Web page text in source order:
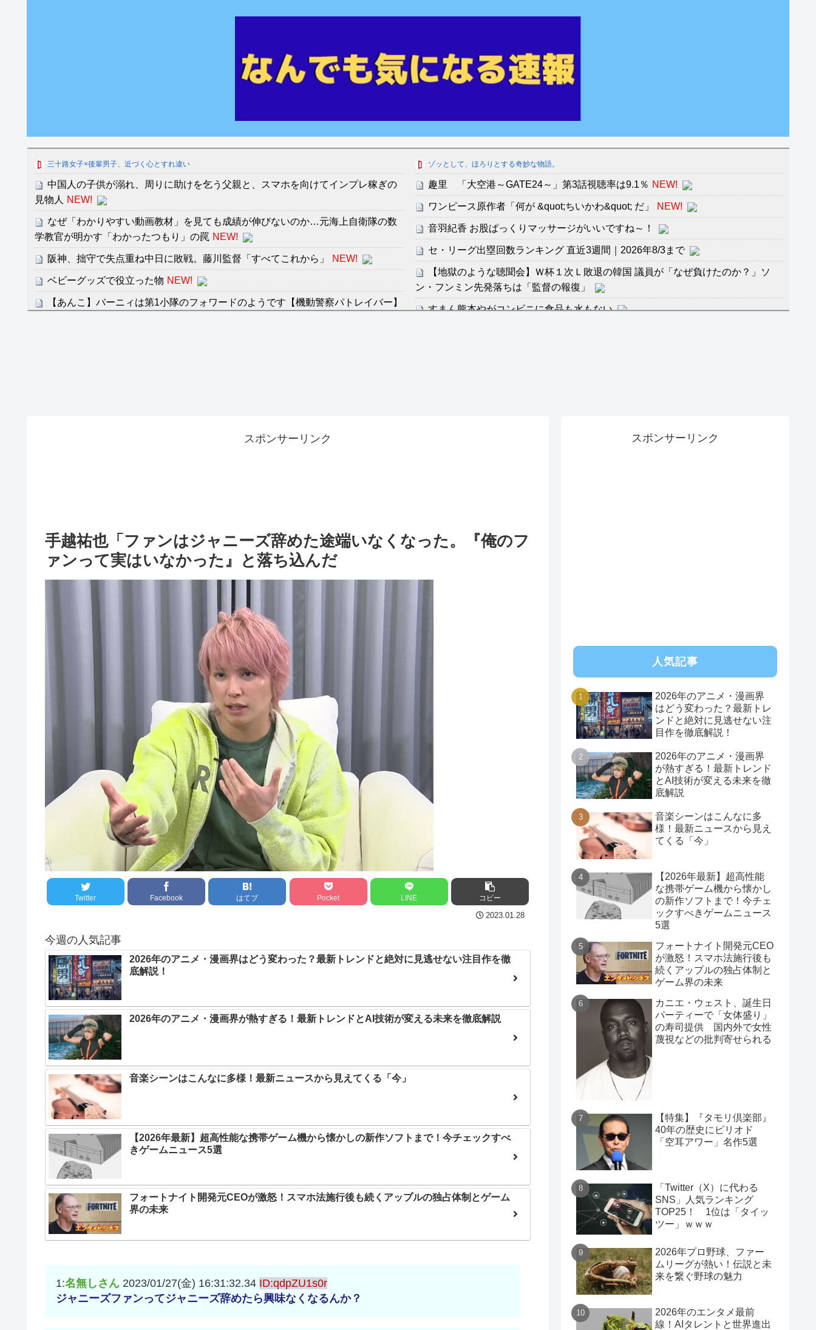
三十路女子×後輩男子、近づく心とすれ違い
中国人の子供が溺れ、周りに助けを乞う父親と、スマホを向けてインプレ稼ぎの
見物人
NEW!
なぜ「わかりやすい動画教材」を見ても成績が伸びないのか…元海上自衛隊の数
学教官が明かす「わかったつもり」の罠 NEW!
阪神、拙守で失点重ね中日に敗戦。藤川監督「すべてこれから」 NEW!
ベビーグッズで役立った物 NEW!
【あんこ】バーニィは第1小隊のフォワードのようです【機動警察パトレイバー】
七ツ森りり ご令嬢と召使いの禁断の恋…1日だけ許された夫婦としての時間をひ
ゾッとして、ほろりとする奇妙な物語。
趣里 「大空港～GATE24～」第3話視聴率は9.1％ NEW!
ワンピース原作者「何が &quot;ちいかわ&quot; だ」 NEW!
音羽紀香 お股ぱっくりマッサージがいいですね～！
セ・リーグ出塁回数ランキング 直近3週間｜2026年8/3まで
【地獄のような聴聞会】Ｗ杯１次Ｌ敗退の韓国 議員が「なぜ負けたのか？」ソ
ン・フンミン先発落ちは「監督の報復」
すまん熊本やがコンビニに食品も水もない
36歳の彼女と結婚したいのに、家族が猛反対。家族から信じられない言葉が飛び
スポンサーリンク
手越祐也「ファンはジャニーズ辞めた途端いなくなった。『俺のフ
ァンって実はいなかった』と落ち込んだ
Twitter Facebook はてブ Pocket LINE コピー
2023.01.28
今週の人気記事
2026年のアニメ・漫画界はどう変わった？最新トレンドと絶対に見逃せない注目作を徹
底解説！
2026年のアニメ・漫画界が熱すぎる！最新トレンドとAI技術が変える未来を徹底解説
音楽シーンはこんなに多様！最新ニュースから見えてくる「今」
【2026年最新】超高性能な携帯ゲーム機から懐かしの新作ソフトまで！今チェックすべ
きゲームニュース5選
フォートナイト開発元CEOが激怒！スマホ法施行後も続くアップルの独占体制とゲーム
界の未来
1:名無しさん 2023/01/27(金) 16:31:32.34 ID:qdpZU1s0r
ジャニーズファンってジャニーズ辞めたら興味なくなるんか？
スポンサーリンク
人気記事
2026年のアニメ・漫画界
はどう変わった？最新トレ
ンドと絶対に見逃せない注
目作を徹底解説！
2026年のアニメ・漫画界
が熱すぎる！最新トレンド
とAI技術が変える未来を徹
底解説
音楽シーンはこんなに多
様！最新ニュースから見え
てくる「今」
【2026年最新】超高性能
な携帯ゲーム機から懐かし
の新作ソフトまで！今チェ
ックすべきゲームニュース
5選
フォートナイト開発元CEO
が激怒！スマホ法施行後も
続くアップルの独占体制と
ゲーム界の未来
カニエ・ウェスト、誕生日
パーティーで「女体盛り」
の寿司提供 国内外で女性
蔑視などの批判寄せられる
【特集】『タモリ倶楽部』
40年の歴史にピリオド
「空耳アワー」名作5選
「Twitter（X）に代わる
SNS」人気ランキング
TOP25！ 1位は「タイッ
ツー」ｗｗｗ
2026年プロ野球、ファー
ムリーグが熱い！伝説と未
来を繋ぐ野球の魅力
2026年のエンタメ最前
線！AIタレントと世界進出